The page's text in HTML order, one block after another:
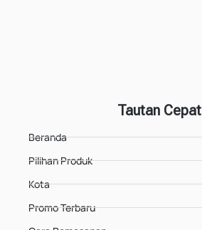
Tautan Cepat
Beranda
Pilihan Produk
Kota
Promo Terbaru